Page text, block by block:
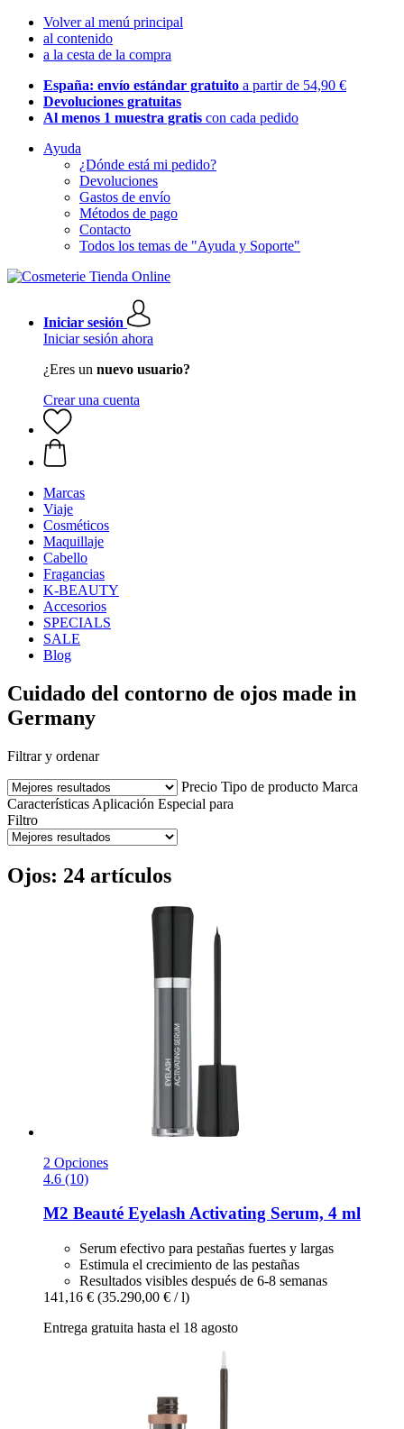
Volver al menú principal
al contenido
a la cesta de la compra
España: envío estándar gratuito a partir de 54,90 €
Devoluciones gratuitas
Al menos 1 muestra gratis con cada pedido
Ayuda
¿Dónde está mi pedido?
Devoluciones
Gastos de envío
Métodos de pago
Contacto
Todos los temas de "Ayuda y Soporte"
Iniciar sesión
Iniciar sesión ahora
¿Eres un nuevo usuario?
Crear una cuenta
Marcas
Viaje
Cosméticos
Maquillaje
Cabello
Fragancias
K-BEAUTY
Accesorios
SPECIALS
SALE
Blog
Cuidado del contorno de ojos made in
Germany
Filtrar y ordenar
Precio Tipo de producto Marca
Características Aplicación Especial para
Filtro
Ojos: 24 artículos
2 Opciones
4.6 (10)
M2 Beauté Eyelash Activating Serum, 4 ml
Serum efectivo para pestañas fuertes y largas
Estimula el crecimiento de las pestañas
Resultados visibles después de 6-8 semanas
141,16 € (35.290,00 € / l)
Entrega gratuita hasta el 18 agosto